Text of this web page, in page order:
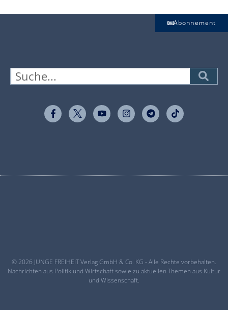
Abonnement
© 2026 JUNGE FREIHEIT Verlag GmbH & Co. KG - Alle Rechte vorbehalten.
Nachrichten aus Politik und Wirtschaft sowie zu aktuellen Themen aus Kultur
und Wissenschaft.